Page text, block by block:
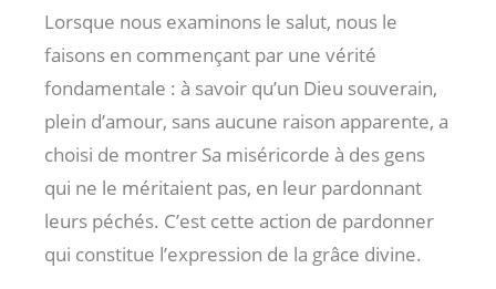
Lorsque nous examinons le salut, nous le
faisons en commençant par une vérité
fondamentale : à savoir qu’un Dieu souverain,
plein d’amour, sans aucune raison apparente, a
choisi de montrer Sa miséricorde à des gens
qui ne le méritaient pas, en leur pardonnant
leurs péchés. C’est cette action de pardonner
qui constitue l’expression de la grâce divine.